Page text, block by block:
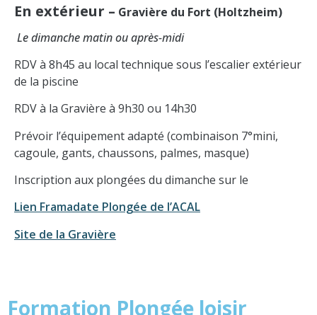
En extérieur – Gravière du Fort (Holtzheim)
Le dimanche matin ou après-midi
RDV à 8h45 au local technique sous l’escalier extérieur
de la piscine
RDV à la Gravière à 9h30 ou 14h30
Prévoir l’équipement adapté (combinaison 7°mini,
cagoule, gants, chaussons, palmes, masque)
Inscription aux plongées du dimanche sur le
Lien Framadate Plongée de l’ACAL
Site de la Gravière
Formation Plongée loisir